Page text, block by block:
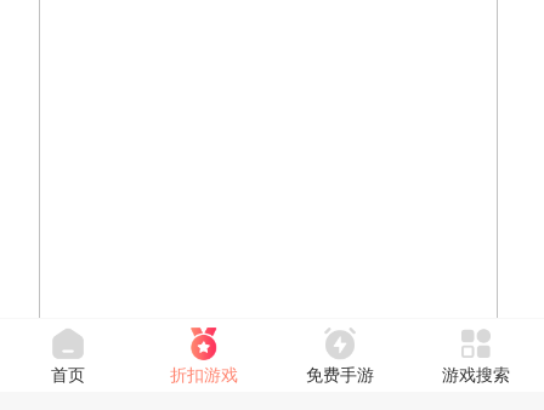
首页 折扣游戏 免费手游 游戏搜索